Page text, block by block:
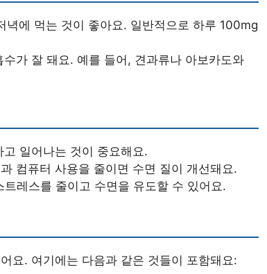
녁에 먹는 것이 좋아요. 일반적으로 하루 100mg
가 잘 돼요. 예를 들어, 견과류나 아보카도와
일어나는 것이 중요해요.
컴퓨터 사용을 줄이면 수면 질이 개선돼요.
레스를 줄이고 수면을 유도할 수 있어요.
요. 여기에는 다음과 같은 것들이 포함돼요: